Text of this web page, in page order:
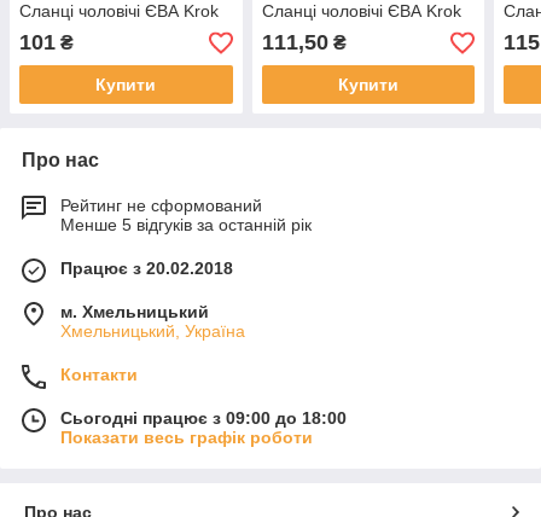
Сланці чоловічі ЄВА Krok
101 ₴
Купити
Сланці чоловічі ЄВА Krok
111,50₴
Купити
Про нас
Рейтинг не сформований
Менше 5 відгуків за останній рік
Працює з 20.02.2018
м. Хмельницький
Хмельницький, Україна
Контакти
Сьогодні працює з 09:00 до 18:00
Показати весь графік роботи
Про нас